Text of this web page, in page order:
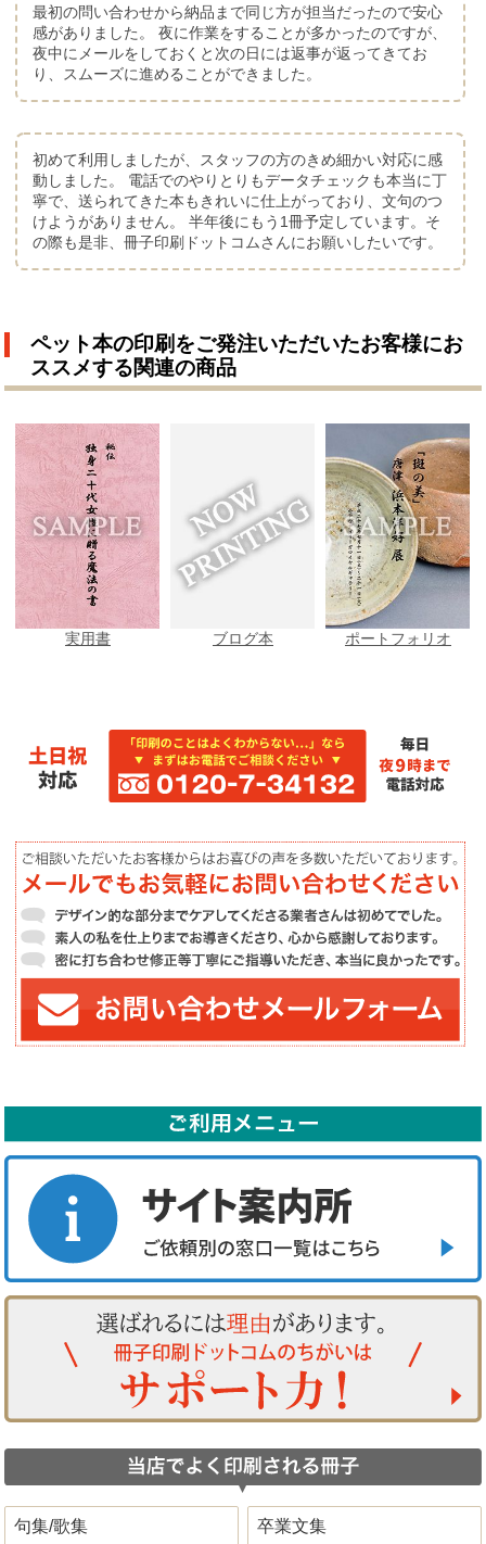
最初の問い合わせから納品まで同じ方が担当だったので安心
感がありました。 夜に作業をすることが多かったのですが、
夜中にメールをしておくと次の日には返事が返ってきてお
り、スムーズに進めることができました。
初めて利用しましたが、スタッフの方のきめ細かい対応に感
動しました。 電話でのやりとりもデータチェックも本当に丁
寧で、送られてきた本もきれいに仕上がっており、文句のつ
けようがありません。 半年後にもう1冊予定しています。そ
の際も是非、冊子印刷ドットコムさんにお願いしたいです。
ペット本の印刷をご発注いただいたお客様にお
ススメする関連の商品
実用書 ブログ本 ポートフォリオ
句集/歌集 卒業文集